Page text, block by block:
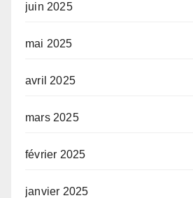
juin 2025
mai 2025
avril 2025
mars 2025
février 2025
janvier 2025